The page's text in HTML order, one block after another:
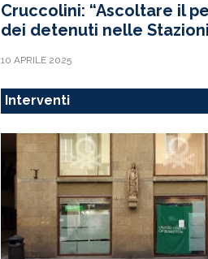
Cruccolini: “Ascoltare il
dei detenuti nelle
10 APRILE 2025
Interventi